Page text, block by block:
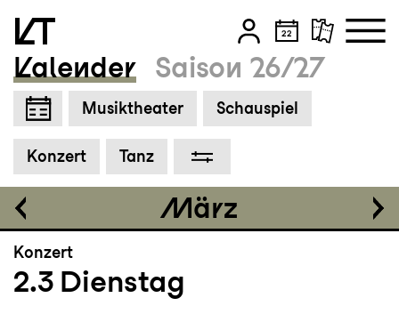
Zum Hauptinhalt springen
Zum Footer springen
Kalender Saison 26/27
Musiktheater Schauspiel
Konzert Tanz
März
Einführung
Cool Down im Anschluss
Tickets
CHF 35
Konzert
2.3 Dienstag